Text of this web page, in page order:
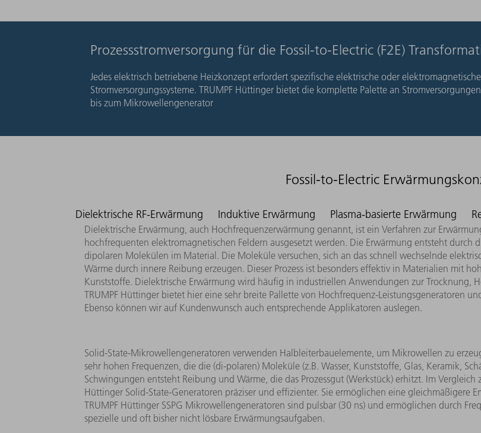
Prozessstromversorgung für die Fossil-to-Electric (F2E)
Jedes elektrisch betriebene Heizkonzept erfordert spezifische elektrische oder elektromagnetische
Stromversorgungssysteme. TRUMPF Hüttinger bietet die komplette Palette an
bis zum Mikrowellengenerator
Fossil-to-Electric
Dielektrische RF-Erwärmung
Dielektrische Erwärmung, auch Hochfrequenzerwärmung genannt, ist ein Verfahren zur
hochfrequenten elektromagnetischen Feldern ausgesetzt werden. Die Erwärmung entsteht
dipolaren Molekülen im Material. Die Moleküle versuchen, sich an das schnell wechselnde
Wärme durch innere Reibung erzeugen. Dieser Prozess ist besonders effektiv in Materialien mit
Kunststoffe. Dielektrische Erwärmung wird häufig in industriellen Anwendungen zur Trocknung,
TRUMPF Hüttinger bietet hier eine sehr breite Pallette von Hochfrequenz-Leistungsgeneratoren
Ebenso können wir auf Kundenwunsch auch entsprechende Applikatoren auslegen.
Solid-State-Mikrowellengeneratoren verwenden Halbleiterbauelemente, um Mikrowellen zu
sehr hohen Frequenzen, die die (di-polaren) Moleküle (z.B. Wasser, Kunststoffe, Glas, Keramik,
Schwingungen entsteht Reibung und Wärme, die das Prozessgut (Werkstück) erhitzt. Im
Hüttinger Solid-State-Generatoren präziser und effizienter. Sie ermöglichen eine gleichmäßigere
TRUMPF Hüttinger SSPG Mikrowellengeneratoren sind pulsbar (30 ns) und ermöglichen durch
spezielle und oft bisher nicht lösbare Erwärmungsaufgaben.
Induktive Erwärmung Plasma-basierte Erwärmung